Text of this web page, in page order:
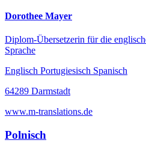
Dorothee Mayer
Diplom-Übersetzerin für die
Sprache
Englisch Portugiesisch Spanisch
64289 Darmstadt
www.m-translations.de
Polnisch